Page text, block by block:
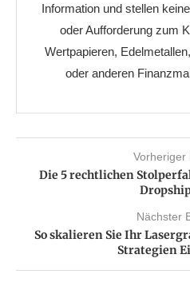
Information und stellen
oder Aufforderung zum
Wertpapieren,
oder anderen
Vorheriger
Die 5 rechtlichen
Nächster
So skalieren Sie Ihr
Strategien